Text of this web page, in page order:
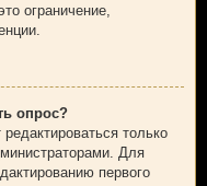
ограничение,
опрос?
только
Для
первого